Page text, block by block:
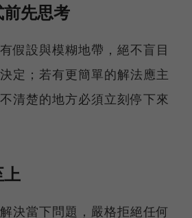
先思考
假設與模糊地帶，絕不盲目
定；若有更簡單的解法應主
清楚的地方必須立刻停下來
決當下問題，嚴格拒絕任何